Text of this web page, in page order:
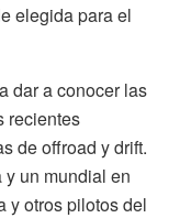
elegida para el
dar a conocer las
recientes
de offroad y drift.
un mundial en
y otros pilotos del